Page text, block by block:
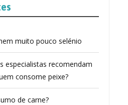
muito pouco selénio
especialistas recomendam
consome peixe?
de carne?